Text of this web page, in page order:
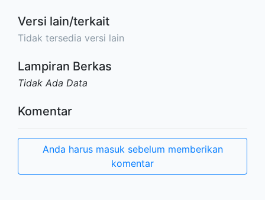
Versi lain/terkait
Tidak tersedia versi lain
Lampiran Berkas
Tidak Ada Data
Komentar
Anda harus masuk sebelum memberikan
komentar